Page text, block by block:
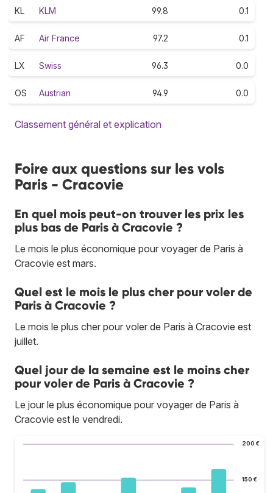
KL KLM 99.8 0.1
AF Air France 97.2 0.1
LX Swiss 96.3 0.0
OS Austrian 94.9 0.0
Classement général et explication
Foire aux questions sur les vols
Paris - Cracovie
En quel mois peut-on trouver les prix les
plus bas de Paris à Cracovie ?
Le mois le plus économique pour voyager de Paris à
Cracovie est mars.
Quel est le mois le plus cher pour voler de
Paris à Cracovie ?
Le mois le plus cher pour voler de Paris à Cracovie est
juillet.
Quel jour de la semaine est le moins cher
pour voler de Paris à Cracovie ?
Le jour le plus économique pour voyager de Paris à
Cracovie est le vendredi.
150 €
200 €